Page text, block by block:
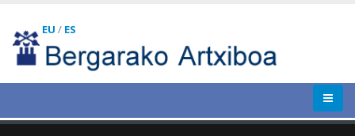
EU / ES